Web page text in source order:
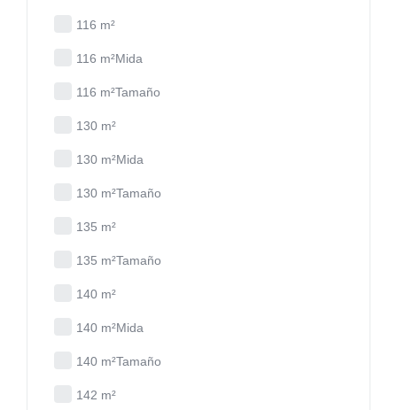
116 m²
116 m²Mida
116 m²Tamaño
130 m²
130 m²Mida
130 m²Tamaño
135 m²
135 m²Tamaño
140 m²
140 m²Mida
140 m²Tamaño
142 m²